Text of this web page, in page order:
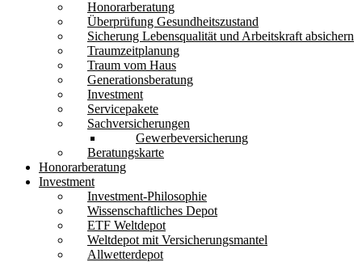
Honorarberatung
Überprüfung Gesundheitszustand
Sicherung Lebensqualität und Arbeitskraft absichern
Traumzeitplanung
Traum vom Haus
Generationsberatung
Investment
Servicepakete
Sachversicherungen
Gewerbeversicherung
Beratungskarte
Honorarberatung
Investment
Investment-Philosophie
Wissenschaftliches Depot
ETF Weltdepot
Weltdepot mit Versicherungsmantel
Allwetterdepot